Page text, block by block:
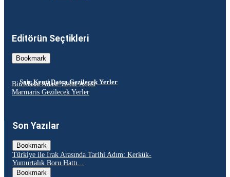
Editörün Seçtikleri
Bookmark
Şair Kenti Datça Gezilecek Yerler
Bir Masal Adası: Sedir Adası
Marmaris Gezilecek Yerler
Son Yazılar
Bookmark
Türkiye ile Irak Arasında Tarihi Adım: Kerkük-
Yumurtalık Boru Hattı...
Bookmark